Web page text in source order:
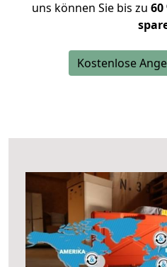
uns können Sie bis zu
Kostenlose